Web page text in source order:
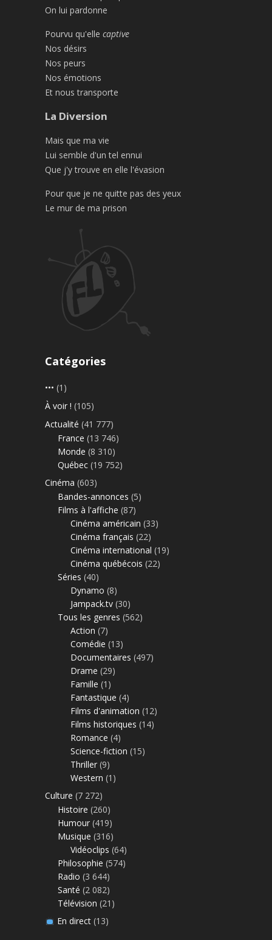
On lui pardonne
Pourvu qu'elle captive
Nos désirs
Nos peurs
Nos émotions
Et nous transporte
La Diversion
Mais que ma vie
Lui semble d'un tel ennui
Que j'y trouve en elle l'évasion
Pour que je ne quitte pas des yeux
Le mur de ma prison
Catégories
••• (1)
À voir ! (105)
Actualité (41 777)
France (13 746)
Monde (8 310)
Québec (19 752)
Cinéma (603)
Bandes-annonces (5)
Films à l'affiche (87)
Cinéma américain (33)
Cinéma français (22)
Cinéma international (19)
Cinéma québécois (22)
Séries (40)
Dynamo (8)
Jampack.tv (30)
Tous les genres (562)
Action (7)
Comédie (13)
Documentaires (497)
Drame (29)
Famille (1)
Fantastique (4)
Films d'animation (12)
Films historiques (14)
Romance (4)
Science-fiction (15)
Thriller (9)
Western (1)
Culture (7 272)
Histoire (260)
Humour (419)
Musique (316)
Vidéoclips (64)
Philosophie (574)
Radio (3 644)
Santé (2 082)
Télévision (21)
En direct(13)